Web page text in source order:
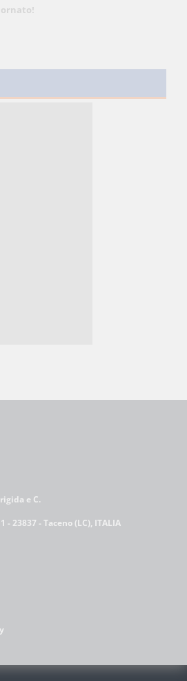
e C.
23837 - Taceno (LC), ITALIA